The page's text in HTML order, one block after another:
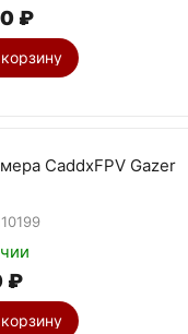
₽
CaddxFPV Gazer
₽